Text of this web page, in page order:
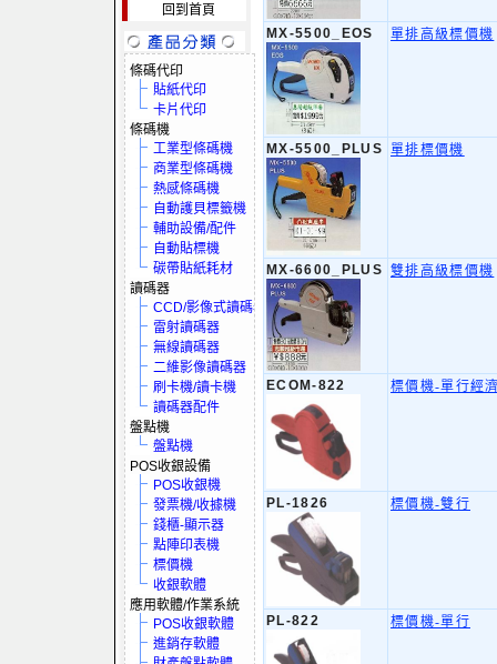
回到首頁
條碼代印
貼紙代印
卡片代印
條碼機
工業型條碼機
商業型條碼機
熱感條碼機
自動護貝標籤機
輔助設備/配件
自動貼標機
碳帶貼紙耗材
讀碼器
CCD/影像式讀碼器
雷射讀碼器
無線讀碼器
二維影像讀碼器
刷卡機/讀卡機
讀碼器配件
盤點機
盤點機
POS收銀設備
POS收銀機
發票機/收據機
錢櫃-顯示器
點陣印表機
標價機
收銀軟體
應用軟體/作業系統
POS收銀軟體
進銷存軟體
MX-5500_EOS 單排高級標價機
MX-5500_PLUS 單排標價機
MX-6600_PLUS 雙排高級標價機
ECOM-822 標價機-單行經
PL-1826 標價機-雙行
PL-822 標價機-單行